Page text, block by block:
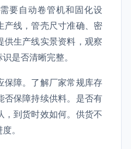
要自动卷管机和固化设
产线，管壳尺寸准确、密
供生产线实景资料，观察
是否清晰完整。
保障。了解厂家常规库存
否保障持续供料。是否有
，到货时效如何。供货不
。